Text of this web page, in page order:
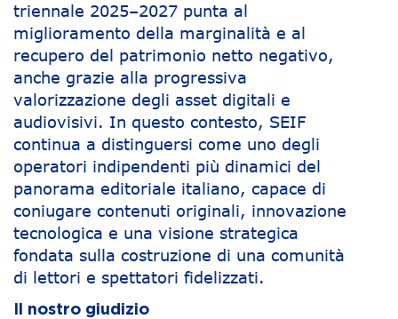
triennale 2025–2027 punta al
miglioramento della marginalità e al
recupero del patrimonio netto negativo,
anche grazie alla progressiva
valorizzazione degli asset digitali e
audiovisivi. In questo contesto, SEIF
continua a distinguersi come uno degli
operatori indipendenti più dinamici del
panorama editoriale italiano, capace di
coniugare contenuti originali, innovazione
tecnologica e una visione strategica
fondata sulla costruzione di una comunità
di lettori e spettatori fidelizzati.
Il nostro giudizio